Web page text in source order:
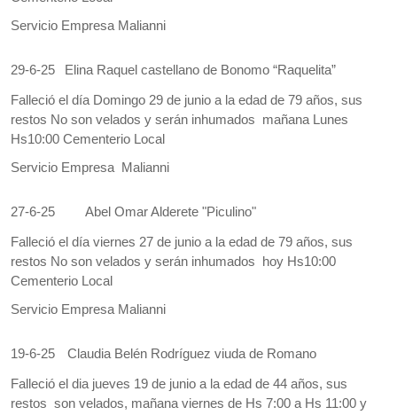
Servicio Empresa Malianni
29-6-25 Elina Raquel castellano de Bonomo “Raquelita”
Falleció el día Domingo 29 de junio a la edad de 79 años, sus
restos No son velados y serán inhumados mañana Lunes
Hs10:00 Cementerio Local
Servicio Empresa Malianni
27-6-25 Abel Omar Alderete "Piculino"
Falleció el día viernes 27 de junio a la edad de 79 años, sus
restos No son velados y serán inhumados hoy Hs10:00
Cementerio Local
Servicio Empresa Malianni
19-6-25 Claudia Belén Rodríguez viuda de Romano
Falleció el dia jueves 19 de junio a la edad de 44 años, sus
restos son velados, mañana viernes de Hs 7:00 a Hs 11:00 y